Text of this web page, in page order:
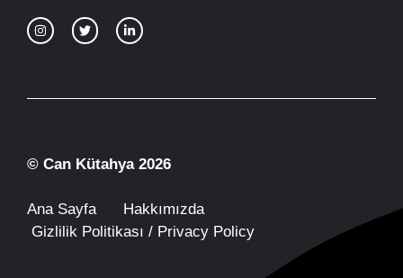
© Can Kütahya 2026
Ana Sayfa
Hakkımızda
Gizlilik Politikası / Privacy Policy